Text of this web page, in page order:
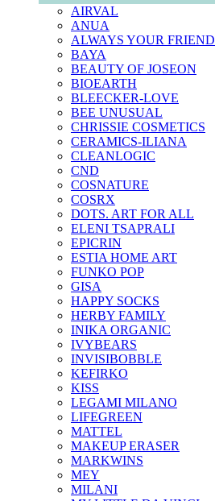
AIRVAL
ANUA
ALWAYS YOUR FRIEND
BAYA
BEAUTY OF JOSEON
BIOEARTH
BLEECKER-LOVE
BEE UNUSUAL
CHRISSIE COSMETICS
CERAMICS-ILIANA
CLEANLOGIC
CND
COSNATURE
COSRX
DOTS. ART FOR ALL
ELENI TSAPRALI
EPICRIN
ESTIA HOME ART
FUNKO POP
GISA
HAPPY SOCKS
HERBY FAMILY
INIKA ORGANIC
IVYBEARS
INVISIBOBBLE
KEFIRKO
KISS
LEGAMI MILANO
LIFEGREEN
MATTEL
MAKEUP ERASER
MARKWINS
MEY
MILANI